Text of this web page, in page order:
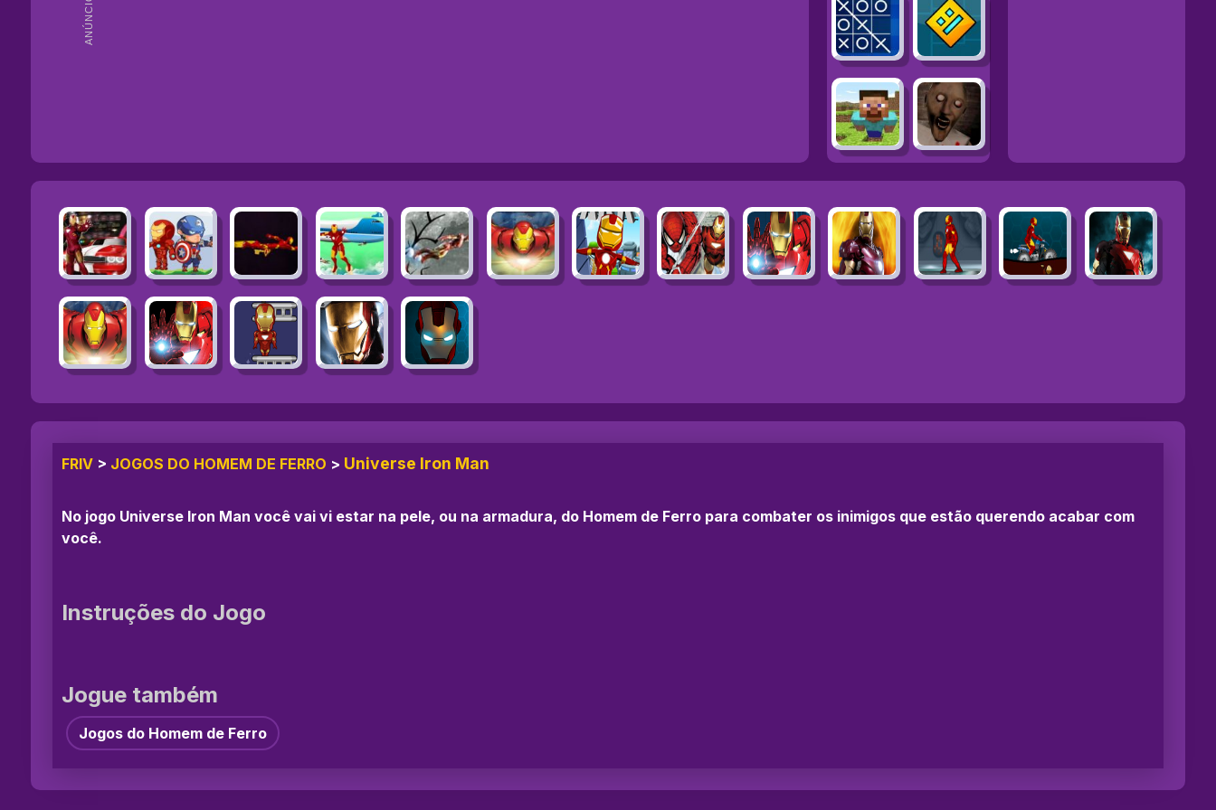
ANÚNCIOS
FRIV > JOGOS DO HOMEM DE FERRO > Universe Iron Man
No jogo Universe Iron Man você vai vi estar na pele, ou na armadura, do Homem de Ferro para combater os inimigos que estão querendo acabar com
você.
Instruções do Jogo
Jogue também
Jogos do Homem de Ferro